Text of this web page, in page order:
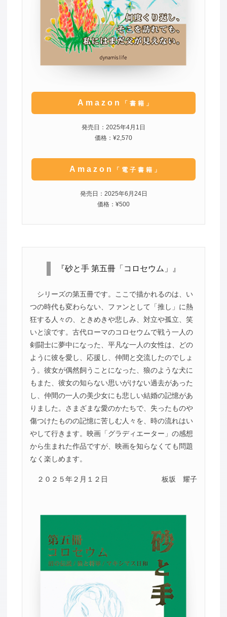
Amazon 「書籍」
発売日：2025年4月1日
価格：¥2,570
Amazon 「電子書籍」
発売日：2025年6月24日
価格：¥500
『砂と手 第五冊「コロセウム」』
シリーズの第五冊です。ここで描かれるのは、い
つの時代も変わらない、ファンとして「推し」に熱
狂する人々の、ときめきや悲しみ、対立や孤立、笑
いと涙です。古代ローマのコロセウムで戦う一人の
剣闘士に夢中になった、平凡な一人の女性は、どの
ように彼を愛し、応援し、仲間と交流したのでしょ
う。彼女が偶然飼うことになった、狼のような犬に
もまた、彼女の知らない思いがけない過去があった
し、仲間の一人の美少女にも悲しい結婚の記憶があ
りました。さまざまな愛のかたちで、失ったものや
傷つけたものの記憶に苦しむ人々を、時の流れはい
やして行きます。映画「グラディエーター」の感想
から生まれた作品ですが、映画を知らなくても問題
なく楽しめます。
２０２５年２月１２日 板坂 耀子